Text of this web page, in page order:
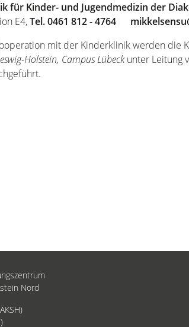
für Kinder- und Jugendmedizin der
E4,Tel. 0461 812 - 4764
mit der Kinderklinik werden die
Holstein, Campus Lübeckunter Leitung
Nord